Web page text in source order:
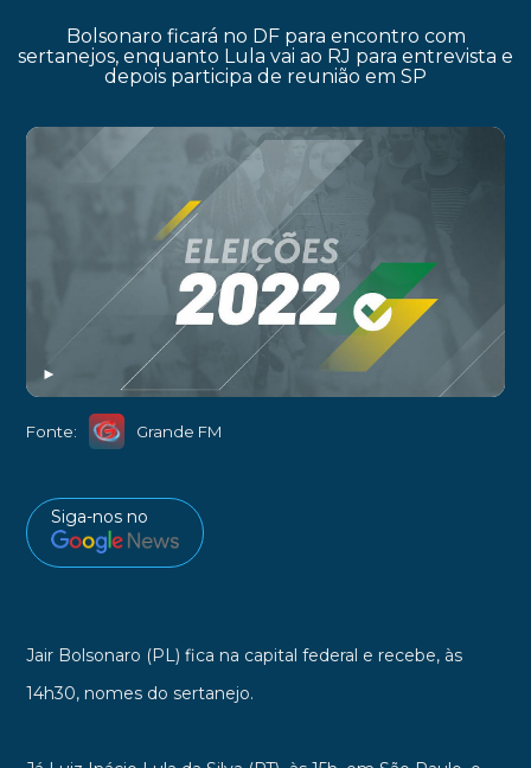
Bolsonaro ficará no DF para encontro com
sertanejos, enquanto Lula vai ao RJ para entrevista e
depois participa de reunião em SP
►
Fonte: Grande FM
Siga-nos no
Jair Bolsonaro (PL) fica na capital federal e recebe, às
14h30, nomes do sertanejo.